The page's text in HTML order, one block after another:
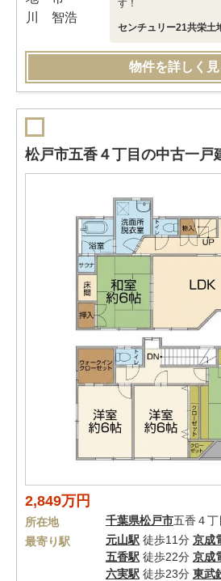
す！
センチュリー21共栄
物件を詳しく見
松戸市五香４丁目の中古一戸
2,849万円
所在地 千葉県松戸市五香４丁
最寄り駅
元山駅 徒歩11分 京成
五香駅 徒歩22分 京成
六実駅 徒歩23分 東武